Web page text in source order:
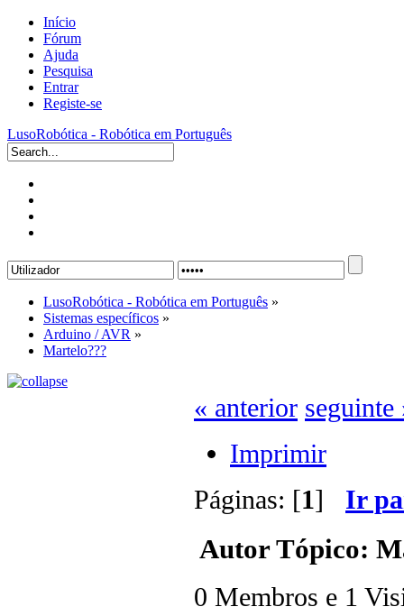
Início
Fórum
Ajuda
Pesquisa
Entrar
Registe-se
LusoRobótica - Robótica em Português
LusoRobótica - Robótica em Português »
Sistemas específicos »
Arduino / AVR »
Martelo???
« anterior seguinte
Imprimir
Páginas: [1] Ir
AutorTópico:
0 Membros e 1